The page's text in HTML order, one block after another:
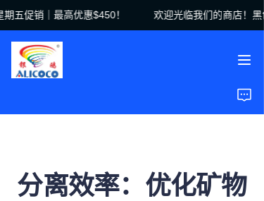
五促销｜最高优惠$450！
欢迎光临我们的商店！黑
欢迎光临我们的商店！
分离效率：优化矿物
首页
产品
案例研究